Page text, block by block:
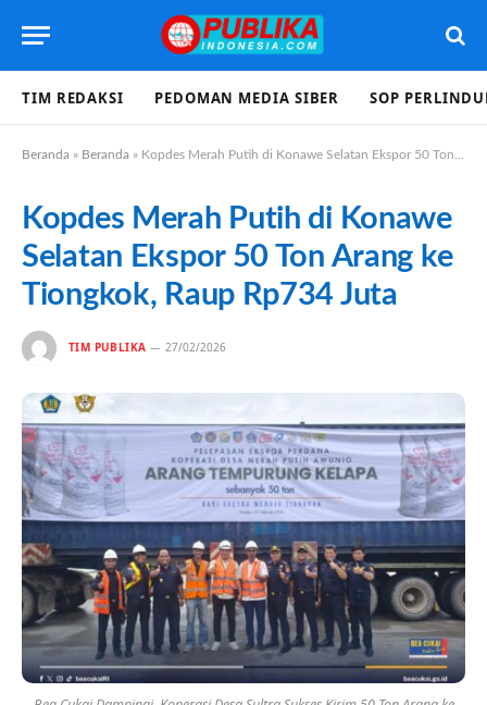
TIM REDAKSI PEDOMAN MEDIA SIBER SOP
Beranda » Beranda » Kopdes Merah Putih di Konawe Selatan Ekspor 50 Ton Arang ke Tiongkok, Raup Rp734 Juta
Kopdes Merah Putih di Konawe
Selatan Ekspor 50 Ton Arang ke
Tiongkok, Raup Rp734 Juta
TIM PUBLIKA 27/02/2026